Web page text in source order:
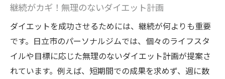
継続がカギ！無理のないダイエット計画
ダイエットを成功させるためには、継続が何よりも重要
です。日立市のパーソナルジムでは、個々のライフスタ
イルや目標に応じた無理のないダイエット計画が提案さ
れています。例えば、短期間での成果を求めず、週に数